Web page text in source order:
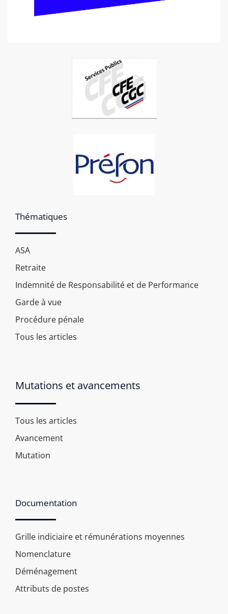
Thématiques
ASA
Retraite
Indemnité de Responsabilité et de Performance
Garde à vue
Procédure pénale
Tous les articles
Mutations et avancements
Tous les articles
Avancement
Mutation
Documentation
Grille indiciaire et rémunérations moyennes
Nomenclature
Déménagement
Attributs de postes